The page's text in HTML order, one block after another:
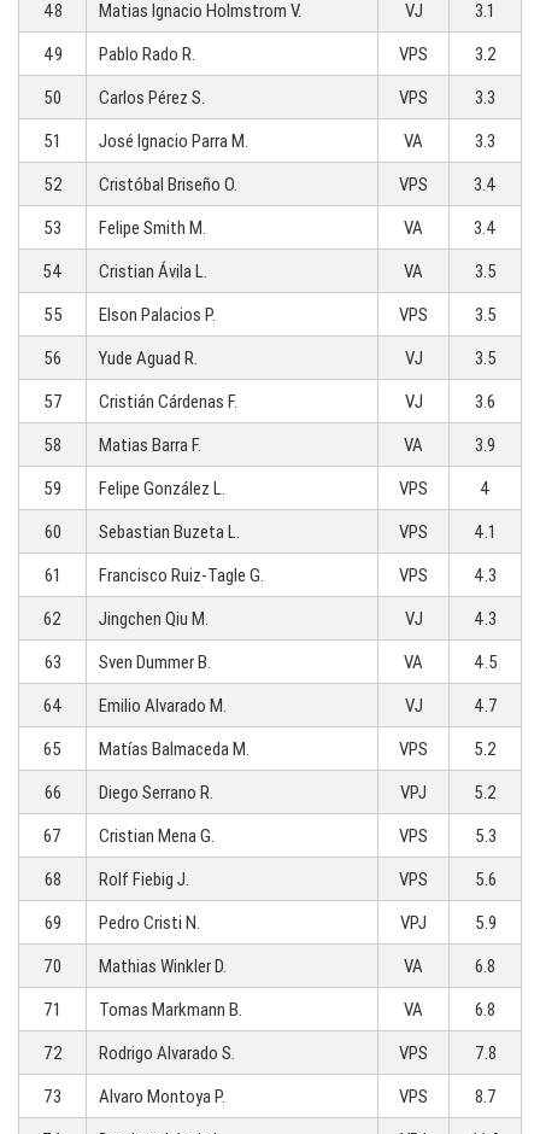
48 Matias Ignacio Holmstrom V. VJ
3.1
49
Pablo Rado R. VPS
3.2
50
Carlos Pérez S. VPS
3.3
51
José Ignacio Parra M. VA
3.3
52
Cristóbal Briseño O. VPS
3.4
53
Felipe Smith M. VA
3.4
54
Cristian Ávila L. VA
3.5
55
Elson Palacios P. VPS
3.5
56
Yude Aguad R. VJ
3.5
57
Cristián Cárdenas F. VJ
3.6
58
Matias Barra F. VA
3.9
59
Felipe González L. VPS
4
60
Sebastian Buzeta L. VPS
4.1
61
Francisco Ruiz-Tagle G. VPS
4.3
62
Jingchen Qiu M. VJ
4.3
63
Sven Dummer B. VA
4.5
64
Emilio Alvarado M. VJ
4.7
65
Matías Balmaceda M. VPS
5.2
66
Diego Serrano R. VPJ
5.2
67
Cristian Mena G. VPS
5.3
68
Rolf Fiebig J. VPS
5.6
69
Pedro Cristi N. VPJ
5.9
70
Mathias Winkler D. VA
6.8
71
Tomas Markmann B. VA
6.8
72
Rodrigo Alvarado S. VPS
7.8
73
Alvaro Montoya P. VPS
8.7